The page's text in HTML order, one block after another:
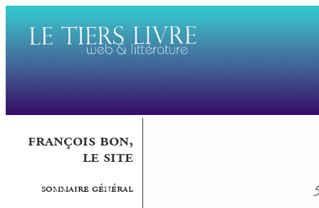
françois bon,
le site
sommaire général